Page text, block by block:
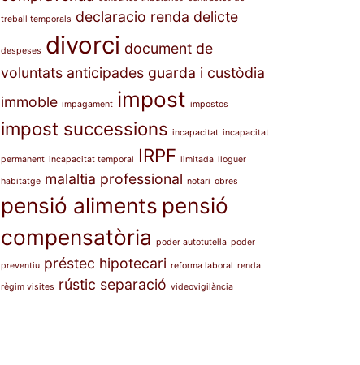
treball temporals declaracio renda delicte
despeses divorci document de
voluntats anticipades guarda i custòdia
immoble impagament impost impostos
impost successions incapacitat incapacitat
permanent incapacitat temporal IRPF limitada lloguer
habitatge malaltia professional notari obres
pensió aliments pensió
compensatòria poder autotutel·la poder
preventiu préstec hipotecari reforma laboral renda
règim visites rústic separació videovigilància